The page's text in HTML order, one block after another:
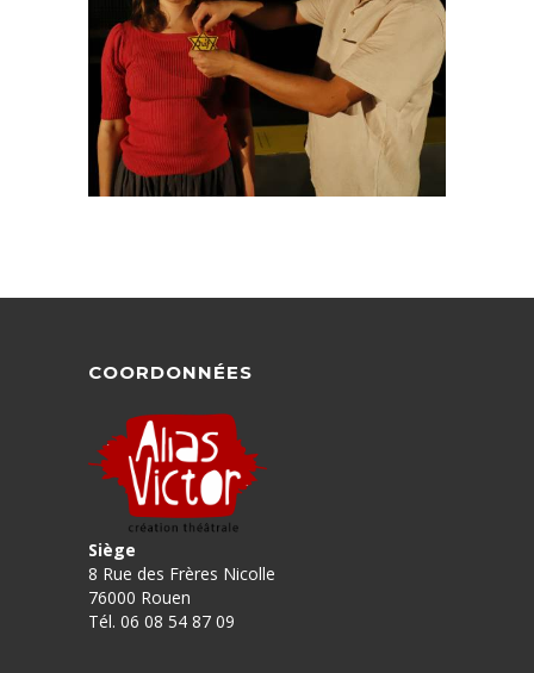
COORDONNÉES
Siège
8 Rue des Frères Nicolle
76000 Rouen
Tél. 06 08 54 87 09